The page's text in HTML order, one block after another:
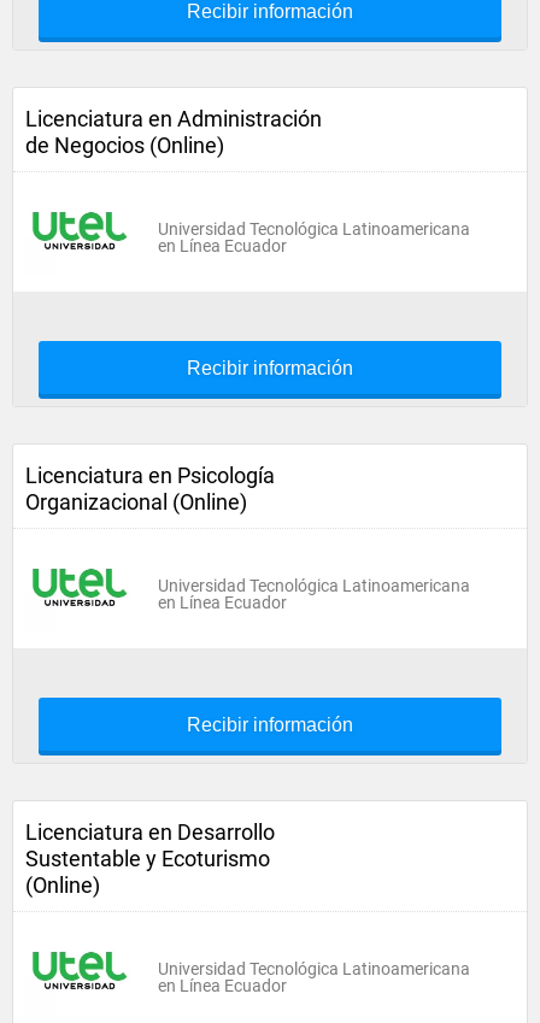
Recibir información
Licenciatura en Administración
de Negocios (Online)
Universidad Tecnológica Latinoamericana
en Línea Ecuador
Recibir información
Licenciatura en Psicología
Organizacional (Online)
Universidad Tecnológica Latinoamericana
en Línea Ecuador
Recibir información
Licenciatura en Desarrollo
Sustentable y Ecoturismo
(Online)
Universidad Tecnológica Latinoamericana
en Línea Ecuador